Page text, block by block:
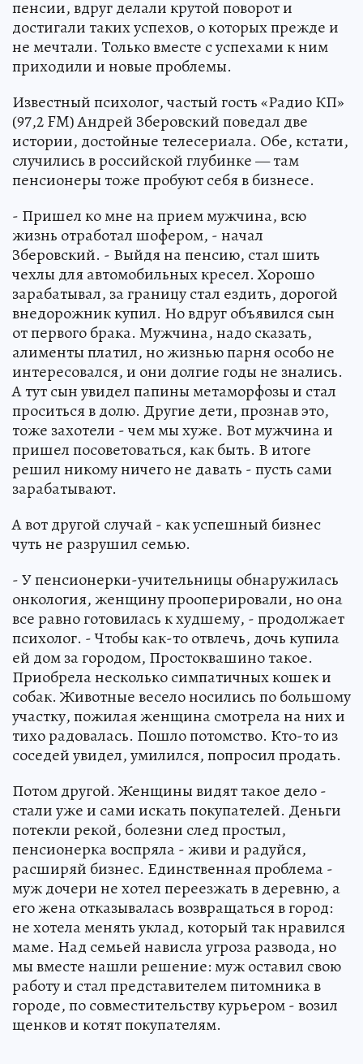
пенсии, вдруг делали крутой поворот и
достигали таких успехов, о которых прежде и
не мечтали. Только вместе с успехами к ним
приходили и новые проблемы.
Известный психолог, частый гость «Радио КП»
(97,2 FM) Андрей Зберовский поведал две
истории, достойные телесериала. Обе, кстати,
случились в российской глубинке — там
пенсионеры тоже пробуют себя в бизнесе.
- Пришел ко мне на прием мужчина, всю
жизнь отработал шофером, - начал
Зберовский. - Выйдя на пенсию, стал шить
чехлы для автомобильных кресел. Хорошо
зарабатывал, за границу стал ездить, дорогой
внедорожник купил. Но вдруг объявился сын
от первого брака. Мужчина, надо сказать,
алименты платил, но жизнью парня особо не
интересовался, и они долгие годы не знались.
А тут сын увидел папины метаморфозы и стал
проситься в долю. Другие дети, прознав это,
тоже захотели - чем мы хуже. Вот мужчина и
пришел посоветоваться, как быть. В итоге
решил никому ничего не давать - пусть сами
зарабатывают.
А вот другой случай - как успешный бизнес
чуть не разрушил семью.
- У пенсионерки-учительницы обнаружилась
онкология, женщину прооперировали, но она
все равно готовилась к худшему, - продолжает
психолог. - Чтобы как-то отвлечь, дочь купила
ей дом за городом, Простоквашино такое.
Приобрела несколько симпатичных кошек и
собак. Животные весело носились по большому
участку, пожилая женщина смотрела на них и
тихо радовалась. Пошло потомство. Кто-то из
соседей увидел, умилился, попросил продать.
Потом другой. Женщины видят такое дело -
стали уже и сами искать покупателей. Деньги
потекли рекой, болезни след простыл,
пенсионерка воспряла - живи и радуйся,
расширяй бизнес. Единственная проблема -
муж дочери не хотел переезжать в деревню, а
его жена отказывалась возвращаться в город:
не хотела менять уклад, который так нравился
маме. Над семьей нависла угроза развода, но
мы вместе нашли решение: муж оставил свою
работу и стал представителем питомника в
городе, по совместительству курьером - возил
щенков и котят покупателям.